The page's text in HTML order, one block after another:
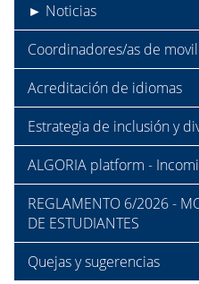
► Noticias
Coordinadores/as de
Acreditación de idiomas
Estrategia de inclusión y
ALGORIA platform -
REGLAMENTO 6/2026 -
DE ESTUDIANTES
Quejas y sugerencias